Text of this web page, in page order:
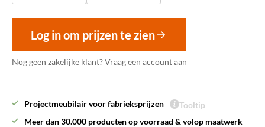
Log in om prijzen te zien
Nog geen zakelijke klant?Vraag een account aan
Projectmeubilair voor fabrieksprijzen
Tooltip
Meer dan 30.000 producten op voorraad & volop maatwerk